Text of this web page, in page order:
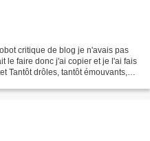
critique de blog je n'avais pas
le faire donc j'ai copier et je l'ai fais
Tantôt drôles, tantôt émouvants,